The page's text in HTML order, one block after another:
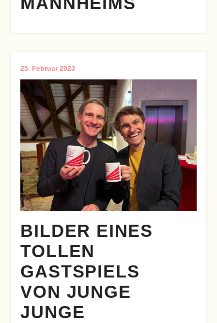
25. Februar 2023
BILDER EINES
TOLLEN
GASTSPIELS
VON JUNGE
JUNGE